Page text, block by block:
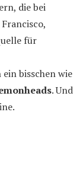
die bei
Francisco,
für
bisschen wie
. Und